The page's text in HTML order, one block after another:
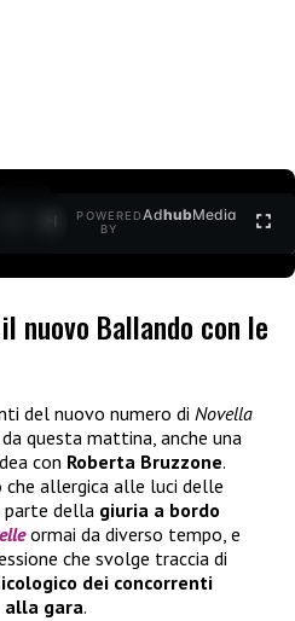
POWERED
BY
AdhubMedia
nuovo Ballando con le
del nuovo numero di Novella
questa mattina, anche una
con Roberta Bruzzone.
allergica alle luci delle
parte della giuria a bordo
ormai da diverso tempo, e
che svolge traccia di
dei concorrenti
alla gara.